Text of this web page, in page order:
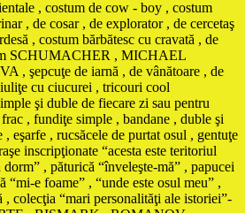
, costum de cow - boy , costum
, de cosar , de explorator , de cercetaş
, costum bărbătesc cu cravată , de
SCHUMACHER , MICHAEL
, şepcuţe de iarnă , de vânătoare , de
cu ciucurei , tricouri cool
şi duble de fiecare zi sau pentru
, fundiţe simple , bandane , duble şi
eşarfe , rucsăcele de purtat osul , gentuţe
inscripţionate “acesta este teritoriul
, păturică “înveleşte-mă” , papucei
“mi-e foame” , “unde este osul meu” ,
, colecţia “mari personalităţi ale istoriei”-